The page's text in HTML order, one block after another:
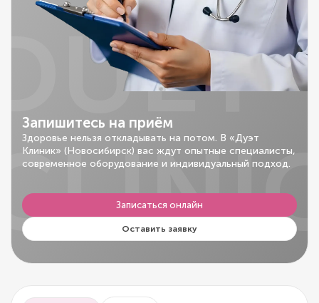
Запишитесь на приём
Здоровье нельзя откладывать на потом. В «Дуэт
Клиник» (Новосибирск) вас ждут опытные специалисты,
современное оборудование и индивидуальный подход.
Записаться онлайн
Оставить заявку